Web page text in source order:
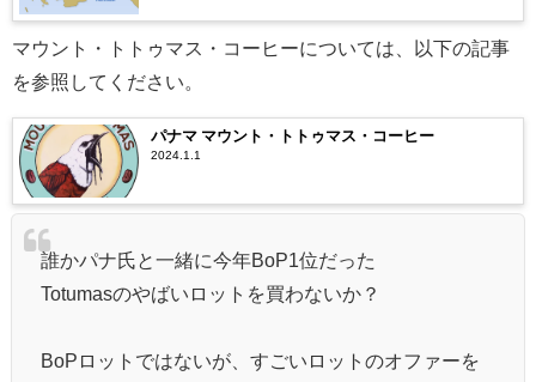
マウント・トトゥマス・コーヒーについては、以下の記事
を参照してください。
パナマ マウント・トトゥマス・コーヒー
2024.1.1
誰かパナ氏と一緒に今年BoP1位だった
Totumasのやばいロットを買わないか？
BoPロットではないが、すごいロットのオファーを